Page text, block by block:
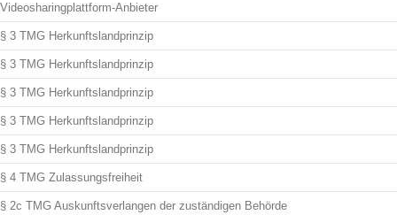
Videosharingplattform-Anbieter
§ 3 TMG Herkunftslandprinzip
§ 3 TMG Herkunftslandprinzip
§ 3 TMG Herkunftslandprinzip
§ 3 TMG Herkunftslandprinzip
§ 3 TMG Herkunftslandprinzip
§ 4 TMG Zulassungsfreiheit
§ 2c TMG Auskunftsverlangen der zuständigen Behörde